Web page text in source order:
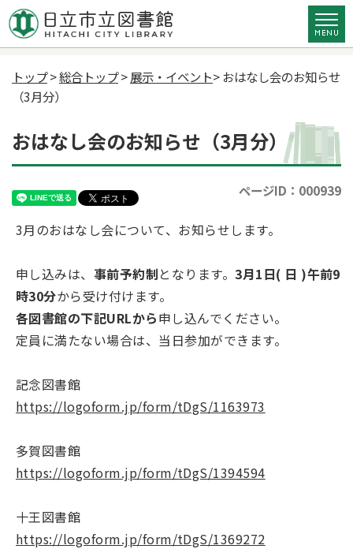
トップ>総合トップ>展示・イベント> おはなし会のお知らせ
（3月分）
おはなし会のお知らせ（3月分）
ページID：000939
3月のおはなし会について、お知らせします。
申し込みは、 事前予約制となります。3月1日( 日 )午前9
時30分から受け付けます。
各図書館の下記URLから申し込んでください。
定員に満たない場合は、当日参加ができます。
記念図書館
https://logoform.jp/form/tDgS/1163973
多賀図書館
https://logoform.jp/form/tDgS/1394594
十王図書館
https://logoform.jp/form/tDgS/1369272